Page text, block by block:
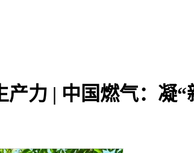
力 | 中国燃气：凝“